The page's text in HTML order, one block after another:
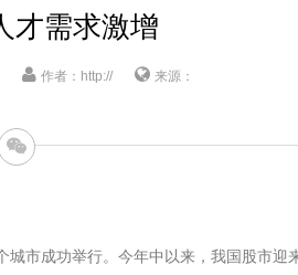
才需求激增
作者：http:// 来源：
成功举行。今年中以来，我国股市迎